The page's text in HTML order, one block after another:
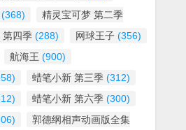
(368)
精灵宝可梦 第二季
第四季 (288) 网球王子 (356)
航海王 (900)
蜡笔小新 第三季 (312)
蜡笔小新 第六季 (300)
郭德纲相声动画版全集